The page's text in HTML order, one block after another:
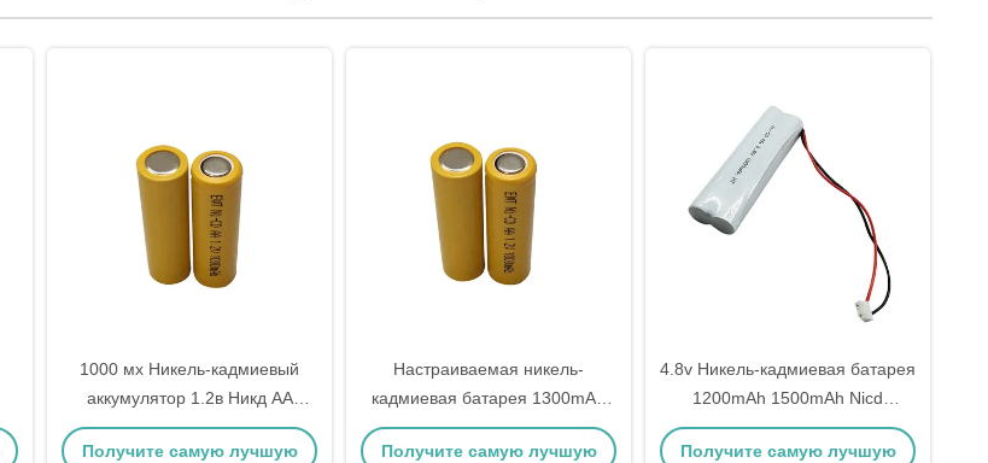
1000 мх Никель-кадмиевый
аккумулятор 1.2в Никд АА
аккумулятор 1200 мх 1300 мх
Получите самую лучшую
Настраиваемая никель-
кадмиевая батарея 1300mAh
NiCd аккумуляторная батарея
Получите самую лучшую
4.8v Никель-кадмиевая батарея
1200mAh 1500mAh Nicd
батарея
Получите самую лучшую